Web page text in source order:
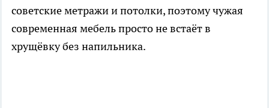
советские метражи и потолки, поэтому чужая
современная мебель просто не встаёт в
хрущёвку без напильника.